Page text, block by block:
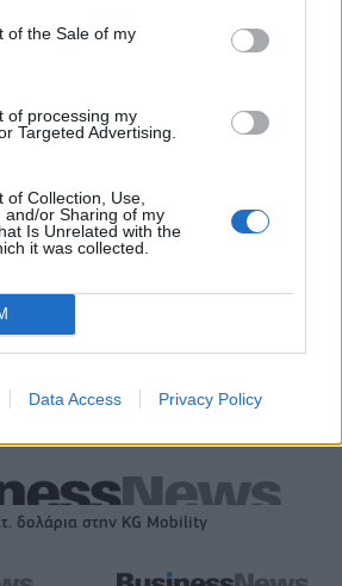
of the Sale of my
of processing my
Targeted Advertising.
of Collection, Use,
and/or Sharing of my
Is Unrelated with the
it was collected.
Data Access Privacy Policy
(vid)
Platon BC: «Στόχος μας στις
ακαδημίες να εξελίσσονται οι
ο πληθωρισμός τον Ιούλιο
–
ευρώ
τον Τουρισμό: Στρατηγικό
εργαλείο για βιώσιμη
δολάρια στην KG Mobility